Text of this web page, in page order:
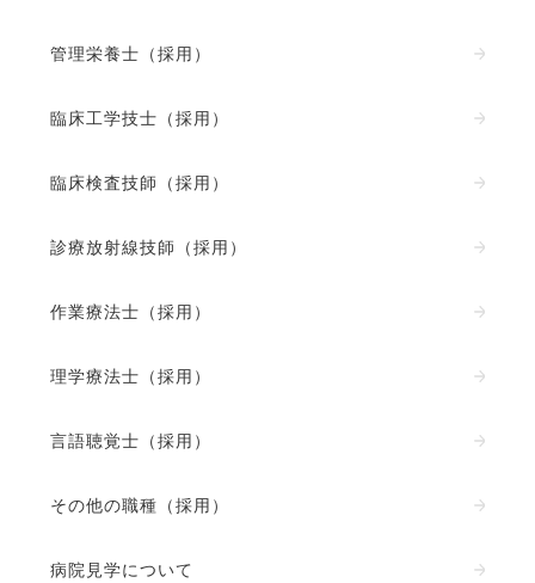
管理栄養士（採用）
臨床工学技士（採用）
臨床検査技師（採用）
診療放射線技師（採用）
作業療法士（採用）
理学療法士（採用）
言語聴覚士（採用）
その他の職種（採用）
病院見学について